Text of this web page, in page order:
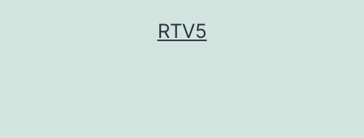
RTV5